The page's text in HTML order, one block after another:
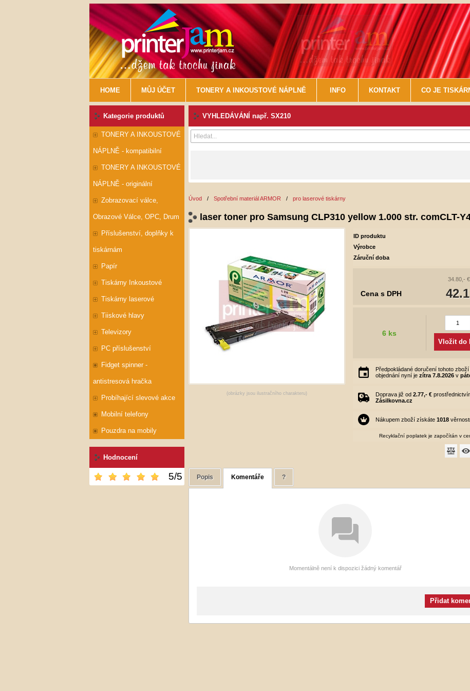
HOME MŮJ ÚČET TONERY A INKOUSTOVÉ NÁPLNĚ INFO KONTAKT CO JE
Kategorie produktů
TONERY A INKOUSTOVÉ
NÁPLNĚ - kompatibilní
TONERY A INKOUSTOVÉ
NÁPLNĚ - originální
Zobrazovací válce,
Obrazové Válce, OPC, Drum
Příslušenství, doplňky k
tiskárnám
Papír
Tiskárny Inkoustové
Tiskárny laserové
Tiiskové hlavy
Televizory
PC příslušenství
Fidget spinner -
antistresová hračka
Probíhající slevové akce
Mobilní telefony
Pouzdra na mobily
Hodnocení
5/5
VYHLEDÁVÁNÍ např. SX210
Úvod / Spotřební materiál ARMOR / pro laserové tiskárny
laser toner pro Samsung CLP310 yellow 1.000 str. comCLT-
(obrázky jsou ilustračního charakteru)
ID produktu
Výrobce
Záruční doba
34.80,- €
Cena s DPH
6 ks
Vložit do
Předpokládané doručení tohoto zboží
objednání nyní jezítra 7.8.2026 v
Doprava již od2.77,- €
Zásilkovna.cz
Nákupem zboží získáte1018
Recyklační poplatek je započítán v
Popis Komentáře ?
Momentálně není k dispozici žádný komentář
Přidat